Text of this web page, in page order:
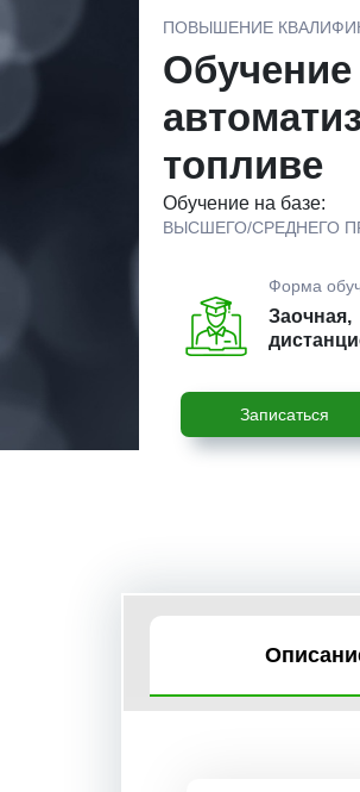
ПОВЫШЕНИЕ
Обучение
топливе
Обучение на базе:
ВЫСШЕГО/СРЕДНЕГО
Форма
Заочная,
Записаться